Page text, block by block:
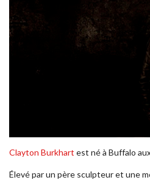
Clayton Burkhart est né à Buffalo
Élevé par un père sculpteur et une